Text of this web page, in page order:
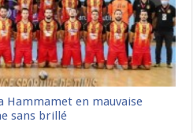
Hammamet en mauvaise
sans brillé